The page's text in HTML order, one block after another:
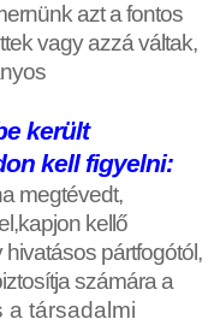
azt a fontos
vagy azzá váltak,
került
kell figyelni:
megtévedt,
kell ő
hivatásos pártfogótól,
számára a
a társadalmi